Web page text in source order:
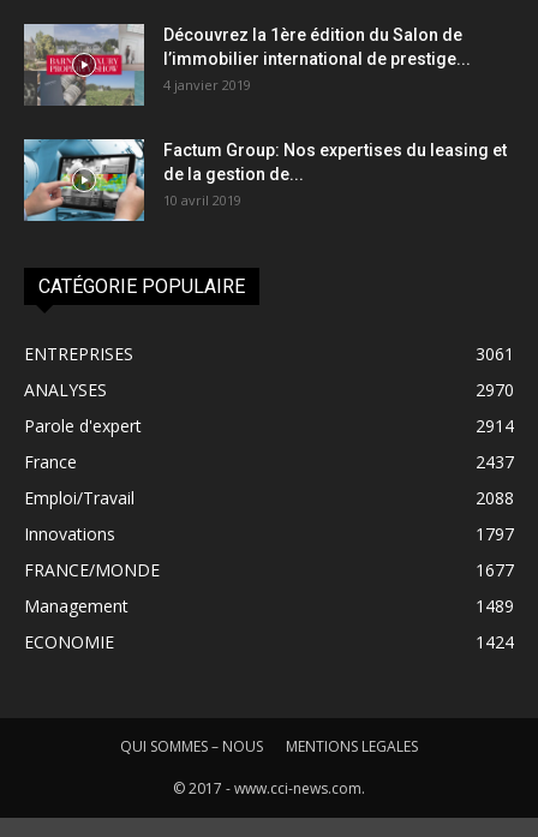
Découvrez la 1ère édition du Salon de
l’immobilier international de prestige...
4 janvier 2019
Factum Group: Nos expertises du leasing et
de la gestion de...
10 avril 2019
CATÉGORIE POPULAIRE
ENTREPRISES
3061
ANALYSES
2970
Parole d'expert
2914
France
2437
Emploi/Travail
2088
Innovations
1797
FRANCE/MONDE
1677
Management
1489
ECONOMIE
1424
QUI SOMMES – NOUS MENTIONS LEGALES
© 2017 - www.cci-news.com.